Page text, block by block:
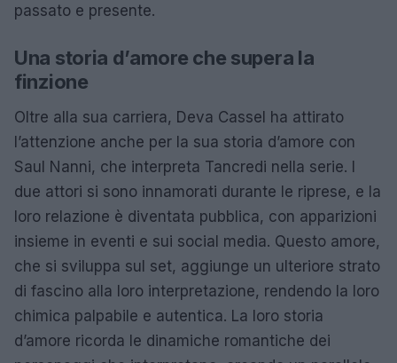
passato e presente.
Una storia d’amore che supera la
finzione
Oltre alla sua carriera, Deva Cassel ha attirato
l’attenzione anche per la sua storia d’amore con
Saul Nanni, che interpreta Tancredi nella serie. I
due attori si sono innamorati durante le riprese, e la
loro relazione è diventata pubblica, con apparizioni
insieme in eventi e sui social media. Questo amore,
che si sviluppa sul set, aggiunge un ulteriore strato
di fascino alla loro interpretazione, rendendo la loro
chimica palpabile e autentica. La loro storia
d’amore ricorda le dinamiche romantiche dei